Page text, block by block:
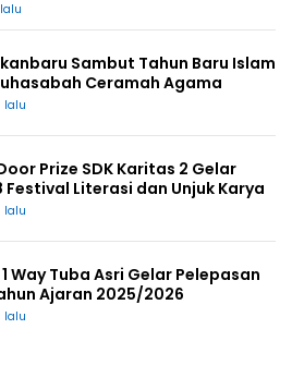
Sambut Tahun Baru Islam
Ceramah Agama
lalu
Prize SDK Karitas 2 Gelar
Festival Literasi dan Unjuk Karya
lalu
1 Way Tuba Asri Gelar Pelepasan
Ajaran 2025/2026
lalu